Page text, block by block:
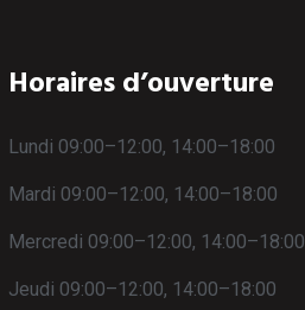
Horaires d’ouverture
Lundi 09:00–12:00, 14:00–18:00
Mardi 09:00–12:00, 14:00–18:00
Mercredi 09:00–12:00, 14:00–18:00
Jeudi 09:00–12:00, 14:00–18:00